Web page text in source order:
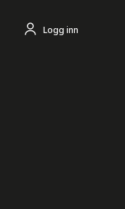
Logg inn